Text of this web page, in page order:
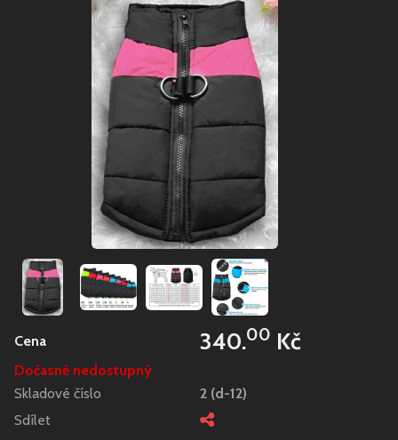
Cena 340.00 Kč
Dočasně nedostupný
Skladové číslo
2 (d-12)
Sdílet